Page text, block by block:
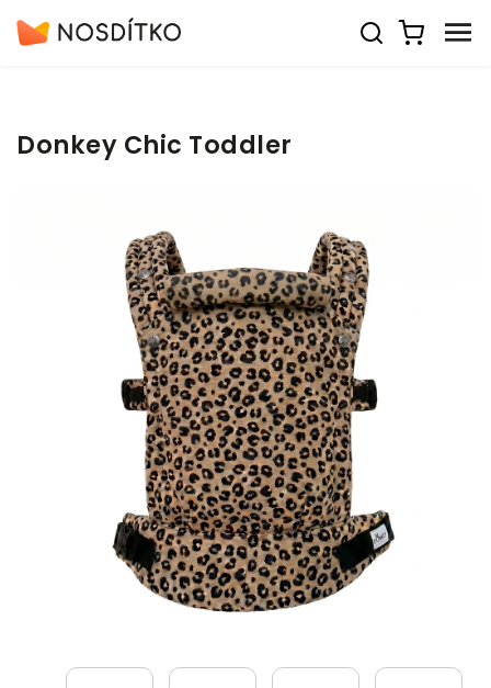
Donkey Chic Toddler